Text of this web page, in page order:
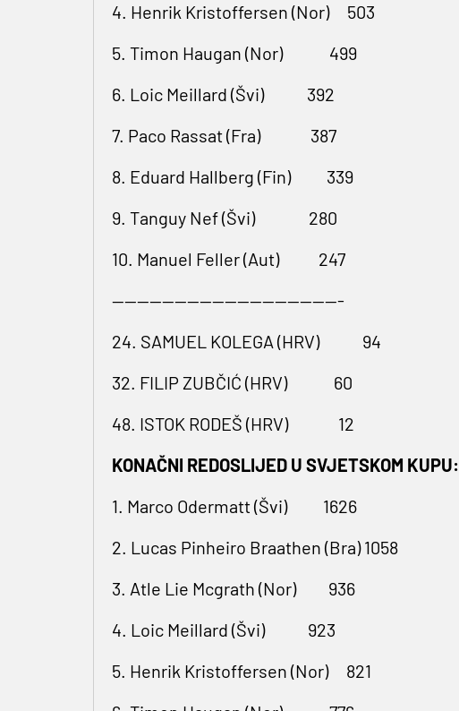
4. Henrik Kristoffersen (Nor) 503
5. Timon Haugan (Nor) 499
6. Loic Meillard (Švi) 392
7. Paco Rassat (Fra) 387
8. Eduard Hallberg (Fin) 339
9. Tanguy Nef (Švi) 280
10. Manuel Feller (Aut) 247
-------------------------------------
24. SAMUEL KOLEGA (HRV) 94
32. FILIP ZUBČIĆ (HRV) 60
48. ISTOK RODEŠ (HRV) 12
KONAČNI REDOSLIJED U SVJETSKOM KUPU:
1. Marco Odermatt (Švi) 1626
2. Lucas Pinheiro Braathen (Bra) 1058
3. Atle Lie Mcgrath (Nor) 936
4. Loic Meillard (Švi) 923
5. Henrik Kristoffersen (Nor) 821